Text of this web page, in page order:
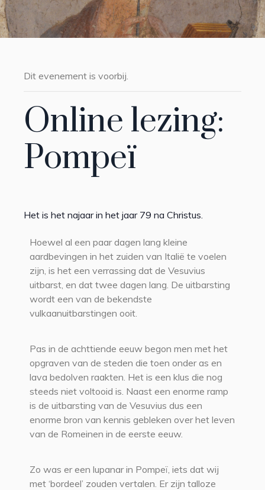
Dit evenement is voorbij.
Online lezing:
Pompeï
Het is het najaar in het jaar 79 na Christus.
Hoewel al een paar dagen lang kleine
aardbevingen in het zuiden van Italië te voelen
zijn, is het een verrassing dat de Vesuvius
uitbarst, en dat twee dagen lang. De uitbarsting
wordt een van de bekendste
vulkaanuitbarstingen ooit.
Pas in de achttiende eeuw begon men met het
opgraven van de steden die toen onder as en
lava bedolven raakten. Het is een klus die nog
steeds niet voltooid is. Naast een enorme ramp
is de uitbarsting van de Vesuvius dus een
enorme bron van kennis gebleken over het leven
van de Romeinen in de eerste eeuw.
Zo was er een lupanar in Pompeï, iets dat wij
met ‘bordeel’ zouden vertalen. Er zijn talloze